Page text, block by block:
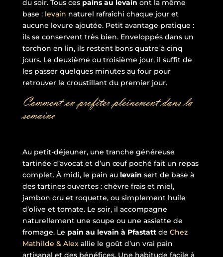
du soir. Tous ces pains au levain ont la même
base : levain naturel rafraîchi chaque jour et
aucune levure ajoutée. Petit avantage pratique :
ils se conservent très bien. Enveloppés dans un
torchon en lin, ils restent bons quatre à cinq
jours. Le deuxième ou troisième jour, il suffit de
les passer quelques minutes au four pour
retrouver le croustillant du premier jour.
Comment en profiter pleinement dans la
semaine
Au petit-déjeuner, une tranche généreuse
tartinée d’avocat et d’un œuf poché fait un repas
complet. À midi, le pain au levain sert de base à
des tartines ouvertes : chèvre frais et miel,
jambon cru et roquette, ou simplement huile
d’olive et tomate. Le soir, il accompagne
naturellement une soupe ou une assiette de
fromage. Le pain au levain à Pfastattde Chez
Mathilde & Alexallie le goût d’un vrai pain
artisanal et des bénéfices. Une habitude facile à